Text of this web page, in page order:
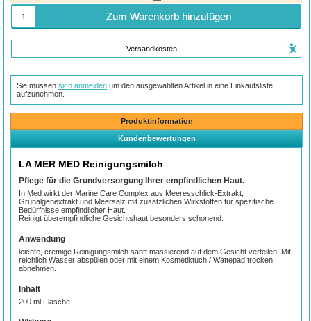
Zum Warenkorb hinzufügen
Versandkosten
Sie müssensich anmelden um den ausgewählten Artikel in eine Einkaufsliste
aufzunehmen.
Produktinformation
Kundenbewertungen
LA MER MED Reinigungsmilch
Pflege für die Grundversorgung Ihrer empfindlichen Haut.
In Med wirkt der Marine Care Complex aus Meeresschlick-Extrakt,
Grünalgenextrakt und Meersalz mit zusätzlichen Wirkstoffen für spezifische
Bedürfnisse empfindlicher Haut.
Reinigt überempfindliche Gesichtshaut besonders schonend.
Anwendung
leichte, cremige Reinigungsmilch sanft massierend auf dem Gesicht verteilen. Mit
reichlich Wasser abspülen oder mit einem Kosmetiktuch / Wattepad trocken
abnehmen.
Inhalt
200 ml Flasche